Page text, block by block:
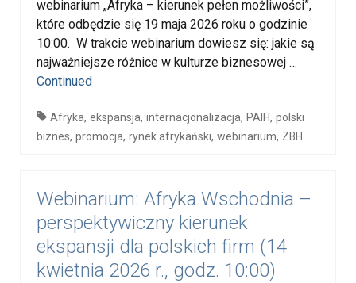
webinarium „Afryka – kierunek pełen możliwości”,
które odbędzie się 19 maja 2026 roku o godzinie
10:00. W trakcie webinarium dowiesz się: jakie są
najważniejsze różnice w kulturze biznesowej …
Continued
Afryka, ekspansja, internacjonalizacja, PAIH, polski
biznes, promocja, rynek afrykański, webinarium, ZBH
Webinarium: Afryka Wschodnia –
perspektywiczny kierunek
ekspansji dla polskich firm (14
kwietnia 2026 r., godz. 10:00)